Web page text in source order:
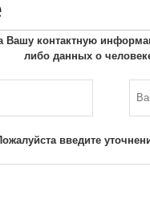
Вашу контактную
либо данных о
введите